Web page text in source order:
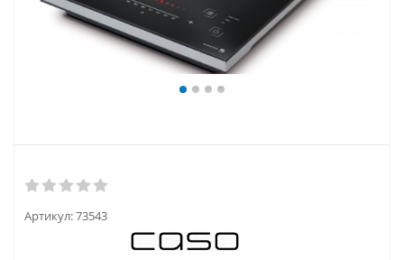
Артикул:73543